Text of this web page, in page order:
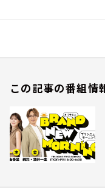
この記事の番組情